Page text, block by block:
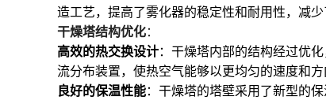
造工艺，提高了雾化器的稳定性和耐用性，减
干燥塔结构优化：
高效的热交换设计：干燥塔内部的结构经过优
流分布装置，使热空气能够以更均匀的速度和
良好的保温性能：干燥塔的塔壁采用了新型的